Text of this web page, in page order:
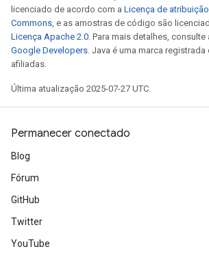
licenciado de acordo com a Licença de
Commons, e as amostras de código são
Licença Apache 2.0. Para mais detalhes, consulte
Google Developers. Java é uma marca registrada
afiliadas.
Última atualização 2025-07-27 UTC.
Permanecer conectado
Blog
Fórum
GitHub
Twitter
YouTube